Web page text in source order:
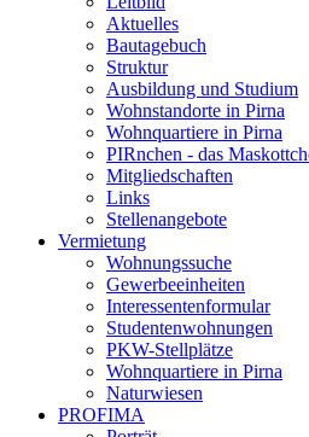
Aktuelles
Bautagebuch
Struktur
Ausbildung und Studium
Wohnstandorte in Pirna
Wohnquartiere in Pirna
PIRnchen - das
Mitgliedschaften
Links
Stellenangebote
Vermietung
Wohnungssuche
Gewerbeeinheiten
Interessentenformular
Studentenwohnungen
PKW-Stellplätze
Wohnquartiere in Pirna
Naturwiesen
PROFIMA